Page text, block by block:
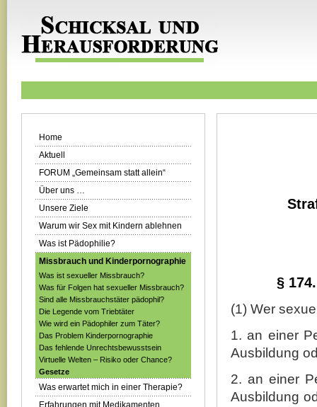
Home
Aktuell
FORUM „Gemeinsam statt allein“
Über uns …
Unsere Ziele
Warum wir Sex mit Kindern ablehnen
Was ist Pädophilie?
Missbrauch und Kinderpornographie
Was ist sexueller Missbrauch?
Was für Folgen hat sexueller Missbrauch?
Sind alle Missbrauchstäter pädophil?
Die Legende vom Triebtäter
Wie wird ein Pädophiler zum Täter?
Das Problem Kinderpornographie
Das fehlende Unrechtsbewusstsein
Virtuelle Welten – Risiko oder Chance?
Gesetze
Was erwartet mich in einer Therapie?
Erfahrungen mit Medikamenten
§
(1) Wer
1. an einer
Ausbildung
2. an einer
Ausbildung